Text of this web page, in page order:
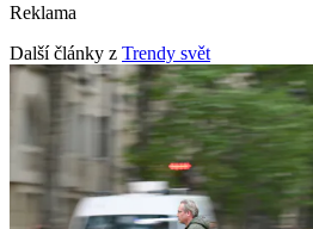
Reklama
Další články z Trendy svět